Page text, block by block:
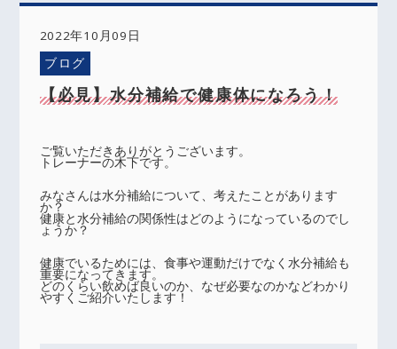
2022年10月09日
ブログ
【必見】水分補給で健康体になろう！
ご覧いただきありがとうございます。
トレーナーの木下です。
みなさんは水分補給について、考えたことがあります
か？
健康と水分補給の関係性はどのようになっているのでし
ょうか？
健康でいるためには、食事や運動だけでなく水分補給も
重要になってきます。
どのくらい飲めば良いのか、なぜ必要なのかなどわかり
やすくご紹介いたします！